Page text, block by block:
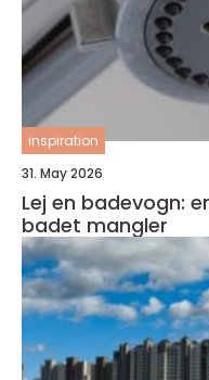
inspiration
31. May 2026
Lej en badevogn:
badet mangler